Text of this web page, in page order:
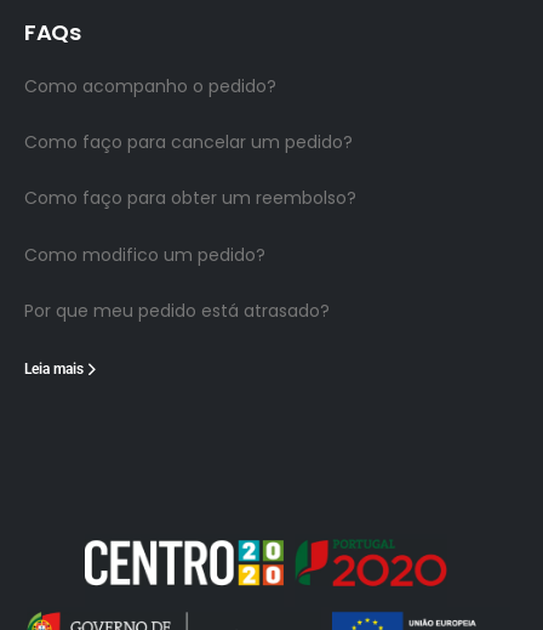
FAQs
Como acompanho o pedido?
Como faço para cancelar um pedido?
Como faço para obter um reembolso?
Como modifico um pedido?
Por que meu pedido está atrasado?
Leia mais